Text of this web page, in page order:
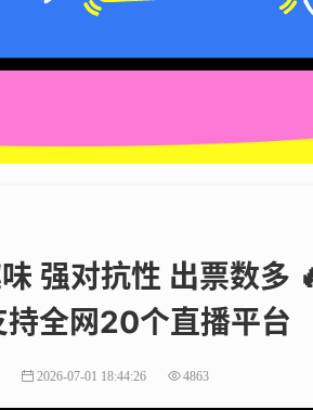
强对抗性 出票数多
持全网20个直播平台
2026-07-01 18:44:26 4863